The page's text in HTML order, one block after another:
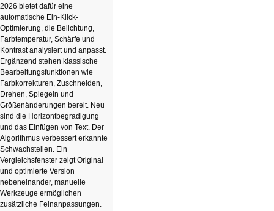
2026 bietet dafür eine
automatische Ein-Klick-
Optimierung, die Belichtung,
Farbtemperatur, Schärfe und
Kontrast analysiert und anpasst.
Ergänzend stehen klassische
Bearbeitungsfunktionen wie
Farbkorrekturen, Zuschneiden,
Drehen, Spiegeln und
Größenänderungen bereit. Neu
sind die Horizontbegradigung
und das Einfügen von Text. Der
Algorithmus verbessert erkannte
Schwachstellen. Ein
Vergleichsfenster zeigt Original
und optimierte Version
nebeneinander, manuelle
Werkzeuge ermöglichen
zusätzliche Feinanpassungen.